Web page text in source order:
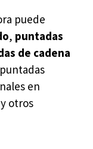
puede
, puntadas
de cadena
en
otros